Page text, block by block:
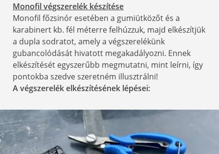
Monofil végszerelék készítése
Monofil főzsinór esetében a gumiütközőt és a
karabinert kb. fél méterre felhúzzuk, majd elkészítjük
a dupla sodratot, amely a végszerelékünk
gubancolódását hivatott megakadályozni. Ennek
elkészítését egyszerűbb megmutatni, mint leírni, így
pontokba szedve szeretném illusztrálni!
A végszerelék elkészítésének lépései: